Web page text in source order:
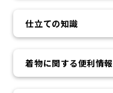
仕立ての知識
着物に関する便利情報